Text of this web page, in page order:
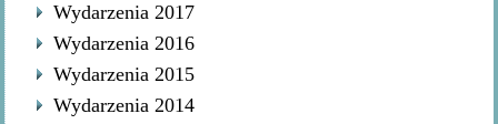
Wydarzenia 2017
Wydarzenia 2016
Wydarzenia 2015
Wydarzenia 2014